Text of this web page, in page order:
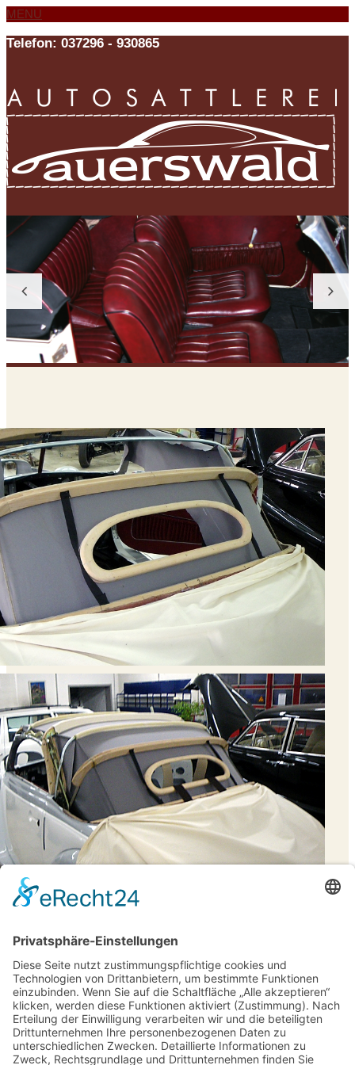
MENU
Telefon: 037296 - 930865
Dazu wird zuerst das Heckfenster eingepasst.
Wie auf dem Foto ersichtlich habe ich mit dem
hinteren Himmelteil begonnen.
Bei dem vorderen Himmelteil folgt nochmals der
gleiche Arbeitsablauf:
Zuschneiden, Einpassen, Anzeichnen, mit der
Nähmaschine alle wichtigen Nähte nähen und
schließlich, wenn man alles richtig gemacht hat,
passt das Himmelteil beim Einbau genau.